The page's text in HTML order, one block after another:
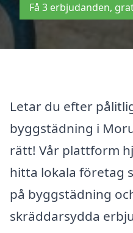
Få 3 erbjudanden,
Letar du efter
byggstädning i
rätt! Vår plattform
hitta lokala företag
på byggstädning
skräddarsydda